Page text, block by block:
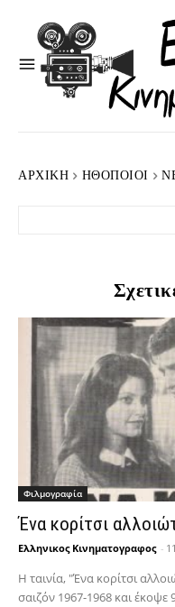
ΑΡΧΙΚΉ HΘΟΠΟΙΟΊ
Φιλμογραφία
Ένα κορίτσι
Ελληνικος Κινηματογραφος -
Η ταινία, "Ένα κορίτσι
σαιζόν 1967-1968 και έκοψε